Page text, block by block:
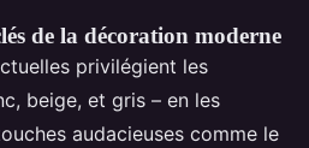
de la décoration moderne
privilégient les
beige, et gris – en les
audacieuses comme le